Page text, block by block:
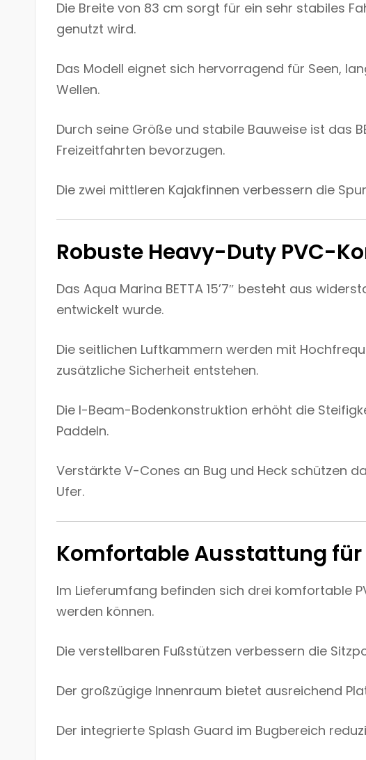
Die Breite von 83 cm sorgt für ein sehr stabiles
genutzt wird.
Das Modell eignet sich hervorragend für Seen,
Wellen.
Durch seine Größe und stabile Bauweise ist das
Freizeitfahrten bevorzugen.
Die zwei mittleren Kajakfinnen verbessern die
Robuste Heavy-Duty PVC-
Das Aqua Marina BETTA 15’7″ besteht aus
entwickelt wurde.
Die seitlichen Luftkammern werden mit
zusätzliche Sicherheit entstehen.
Die I-Beam-Bodenkonstruktion erhöht die
Paddeln.
Verstärkte V-Cones an Bug und Heck schützen
Ufer.
Komfortable Ausstattung für
Im Lieferumfang befinden sich drei komfortable
werden können.
Die verstellbaren Fußstützen verbessern die
Der großzügige Innenraum bietet ausreichend
Der integrierte Splash Guard im Bugbereich